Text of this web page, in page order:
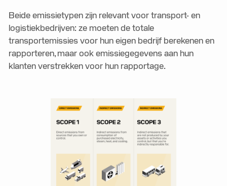
Beide emissietypen zijn relevant voor transport- en
logistiekbedrijven: ze moeten de totale
transportemissies voor hun eigen bedrijf berekenen en
rapporteren, maar ook emissiegegevens aan hun
klanten verstrekken voor hun rapportage.